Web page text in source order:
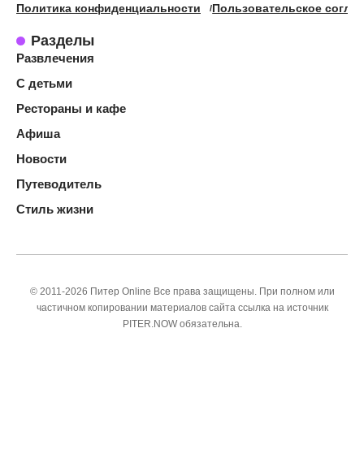
Политика конфиденциальности
Пользовательское
Разделы
Развлечения
С детьми
Рестораны и кафе
Афиша
Новости
Путеводитель
Стиль жизни
© 2011-2026 Питер Online Все права защищены. При полном или
частичном копировании материалов сайта ссылка на источник
PITER.NOW обязательна.